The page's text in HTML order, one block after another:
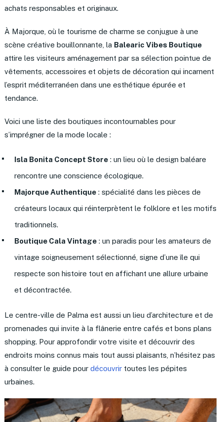
achats responsables et originaux.
À Majorque, où le tourisme de charme se conjugue à une
scène créative bouillonnante, la Balearic Vibes Boutique
attire les visiteurs aménagement par sa sélection pointue de
vêtements, accessoires et objets de décoration qui incarnent
l’esprit méditerranéen dans une esthétique épurée et
tendance.
Voici une liste des boutiques incontournables pour
s’imprégner de la mode locale :
Isla Bonita Concept Store: un lieu où le design baléare
rencontre une conscience écologique.
Majorque Authentique: spécialité dans les pièces de
créateurs locaux qui réinterprètent le folklore et les motifs
traditionnels.
Boutique Cala Vintage: un paradis pour les amateurs de
vintage soigneusement sélectionné, signe d’une île qui
respecte son histoire tout en affichant une allure urbaine
et décontractée.
Le centre-ville de Palma est aussi un lieu d’architecture et de
promenades qui invite à la flânerie entre cafés et bons plans
shopping. Pour approfondir votre visite et découvrir des
endroits moins connus mais tout aussi plaisants, n’hésitez pas
à consulter le guide pour découvrirtoutes les pépites
urbaines.